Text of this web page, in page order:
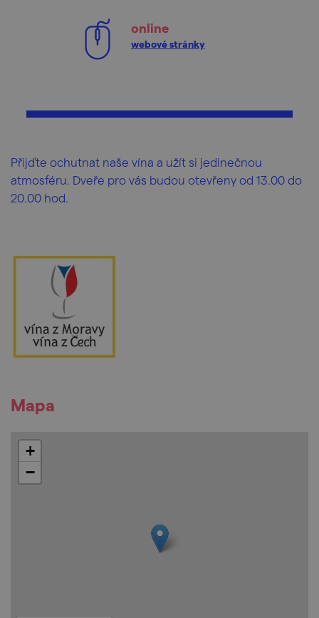
online
webové stránky
Přijďte ochutnat naše vína a užít si jedinečnou
atmosféru. Dveře pro vás budou otevřeny od 13.00 do
20.00 hod.
Mapa
+
−